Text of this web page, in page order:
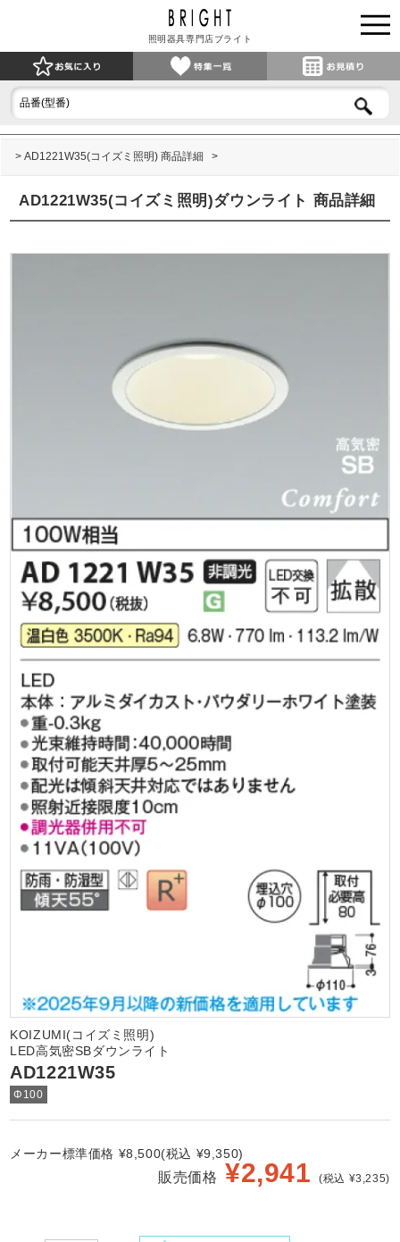
照明器具専門店ブライト
AD1221W35(コイズミ照明) 商品詳細
AD1221W35(コイズミ照明)ダウンライト 商品詳細
KOIZUMI(コイズミ照明)
LED高気密SBダウンライト
AD1221W35
Φ100
メーカー標準価格 ¥8,500(税込 ¥9,350)
販売価格 ¥2,941 (税込 ¥3,235)